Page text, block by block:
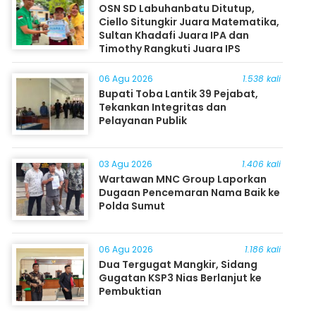
OSN SD Labuhanbatu Ditutup,
Ciello Situngkir Juara Matematika,
Sultan Khadafi Juara IPA dan
Timothy Rangkuti Juara IPS
06 Agu 2026 1.538 kali
Bupati Toba Lantik 39 Pejabat,
Tekankan Integritas dan
Pelayanan Publik
03 Agu 2026 1.406 kali
Wartawan MNC Group Laporkan
Dugaan Pencemaran Nama Baik ke
Polda Sumut
06 Agu 2026 1.186 kali
Dua Tergugat Mangkir, Sidang
Gugatan KSP3 Nias Berlanjut ke
Pembuktian